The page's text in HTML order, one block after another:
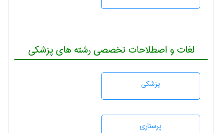
لغات و اصطلاحات تخصصی رشته های پزشکی
پزشكی
پرستاری